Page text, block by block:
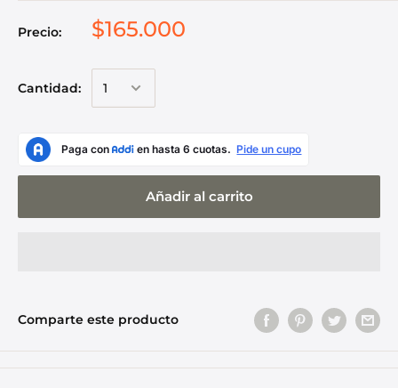
Precio: $165.000
Cantidad:
Añadir al carrito
Comparte este producto